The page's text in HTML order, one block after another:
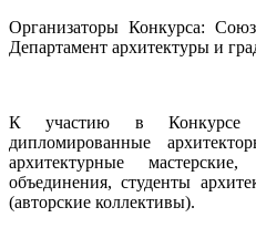
Организаторы Конкурса:
Департамент архитектуры и
К участию в Конкурсе
дипломированные
архитектурные
объединения, студенты
(авторские коллективы).